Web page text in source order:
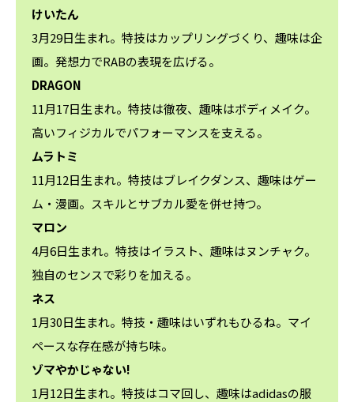
けいたん
3月29日生まれ。特技はカップリングづくり、趣味は企
画。発想力でRABの表現を広げる。
DRAGON
11月17日生まれ。特技は徹夜、趣味はボディメイク。
高いフィジカルでパフォーマンスを支える。
ムラトミ
11月12日生まれ。特技はブレイクダンス、趣味はゲー
ム・漫画。スキルとサブカル愛を併せ持つ。
マロン
4月6日生まれ。特技はイラスト、趣味はヌンチャク。
独自のセンスで彩りを加える。
ネス
1月30日生まれ。特技・趣味はいずれもひるね。マイ
ペースな存在感が持ち味。
ゾマやかじゃない!
1月12日生まれ。特技はコマ回し、趣味はadidasの服